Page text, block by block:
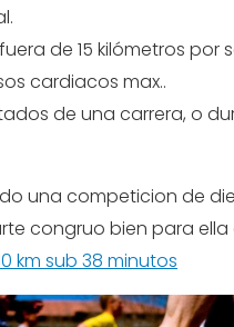
de 15 kilómetros por
cardiacos max..
de una carrera, o
una competicion de
congruo bien para ella
km sub 38 minutos